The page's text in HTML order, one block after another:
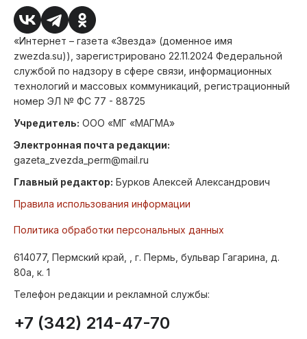
«Интернет – газета «Звезда» (доменное имя
zwezda.su)), зарегистрировано 22.11.2024 Федеральной
службой по надзору в сфере связи, информационных
технологий и массовых коммуникаций, регистрационный
номер ЭЛ № ФС 77 - 88725
Учредитель: ООО «МГ «МАГМА»
Электронная почта редакции:
gazeta_zvezda_perm@mail.ru
Главный редактор: Бурков Алексей Александрович
Правила использования информации
Политика обработки персональных данных
614077, Пермский край, , г. Пермь, бульвар Гагарина, д.
80а, к. 1
Телефон редакции и рекламной службы:
+7 (342) 214-47-70